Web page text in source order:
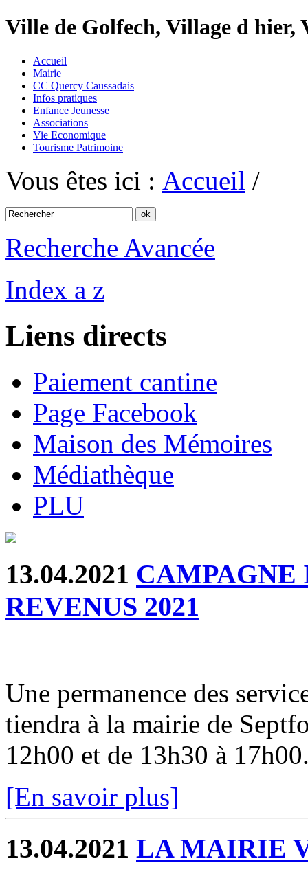
Ville de Golfech, Village d
Accueil
Mairie
CC Quercy Caussadais
Infos pratiques
Enfance Jeunesse
Associations
Vie Economique
Tourisme Patrimoine
Vous êtes ici : Accueil /
Recherche Avancée
Index a z
Liens directs
Paiement cantine
Page Facebook
Maison des Mémoires
Médiathèque
PLU
13.04.2021 CAMPAGNE
REVENUS 2021
Une permanence des
tiendra à la mairie de
12h00 et de 13h30 à
[En savoir plus]
13.04.2021 LA MAIRIE